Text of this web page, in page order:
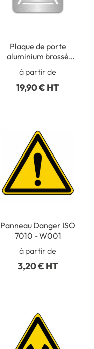
Plaque de porte
aluminium brossé
évidée danger surface
glissante - W011
à partir de
19,90 € HT
Panneau Danger ISO
7010 - W001
à partir de
3,20 € HT